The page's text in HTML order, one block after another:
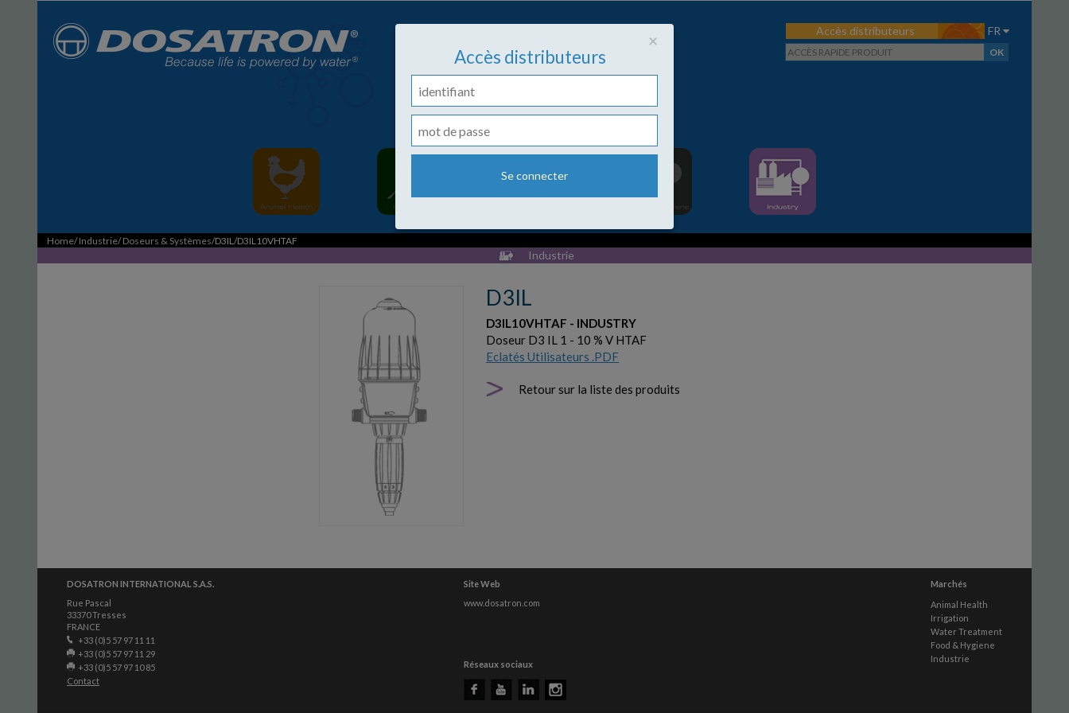
Accès distributeurs FR
Home/Industrie/Doseurs & Systèmes/D3IL/D3IL10VHTAF
Industrie
D3IL
D3IL10VHTAF - INDUSTRY
Doseur D3 IL 1 - 10 % V HTAF
Eclatés Utilisateurs .PDF
Retour sur la liste des produits
DOSATRON INTERNATIONAL S.A.S.
Rue Pascal
33370 Tresses
FRANCE
+33 (0)5 57 97 11 11
+33 (0)5 57 97 11 29
+33 (0)5 57 97 10 85
Contact
Site Web
www.dosatron.com
Réseaux sociaux
Marchés
Animal Health
Irrigation
Water Treatment
Food & Hygiene
Industrie
×
Accès distributeurs